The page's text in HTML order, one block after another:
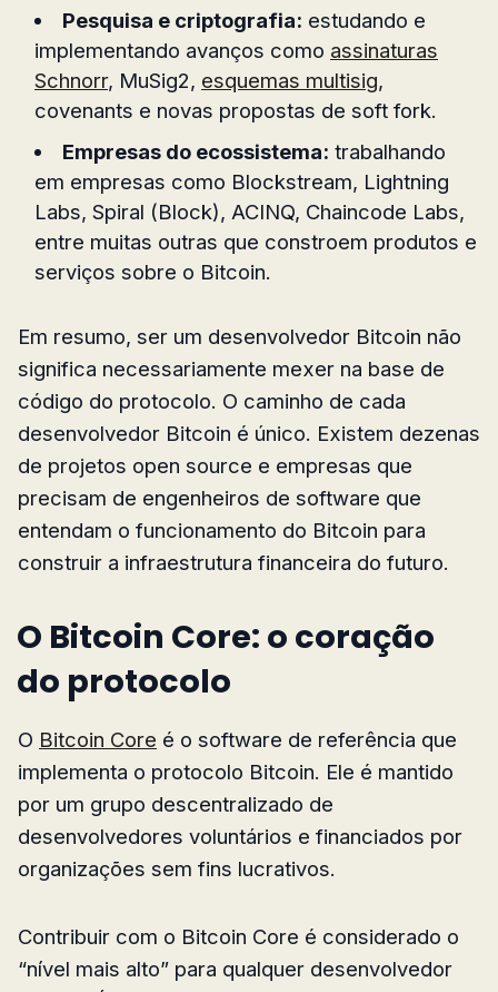
Pesquisa e criptografia: estudando e
implementando avanços como assinaturas
Schnorr, MuSig2, esquemas multisig,
covenants e novas propostas de soft fork.
Empresas do ecossistema: trabalhando
em empresas como Blockstream, Lightning
Labs, Spiral (Block), ACINQ, Chaincode Labs,
entre muitas outras que constroem produtos e
serviços sobre o Bitcoin.
Em resumo, ser um desenvolvedor Bitcoin não
significa necessariamente mexer na base de
código do protocolo. O caminho de cada
desenvolvedor Bitcoin é único. Existem dezenas
de projetos open source e empresas que
precisam de engenheiros de software que
entendam o funcionamento do Bitcoin para
construir a infraestrutura financeira do futuro.
O Bitcoin Core: o coração
do protocolo
O Bitcoin Core é o software de referência que
implementa o protocolo Bitcoin. Ele é mantido
por um grupo descentralizado de
desenvolvedores voluntários e financiados por
organizações sem fins lucrativos.
Contribuir com o Bitcoin Core é considerado o
“nível mais alto” para qualquer desenvolvedor